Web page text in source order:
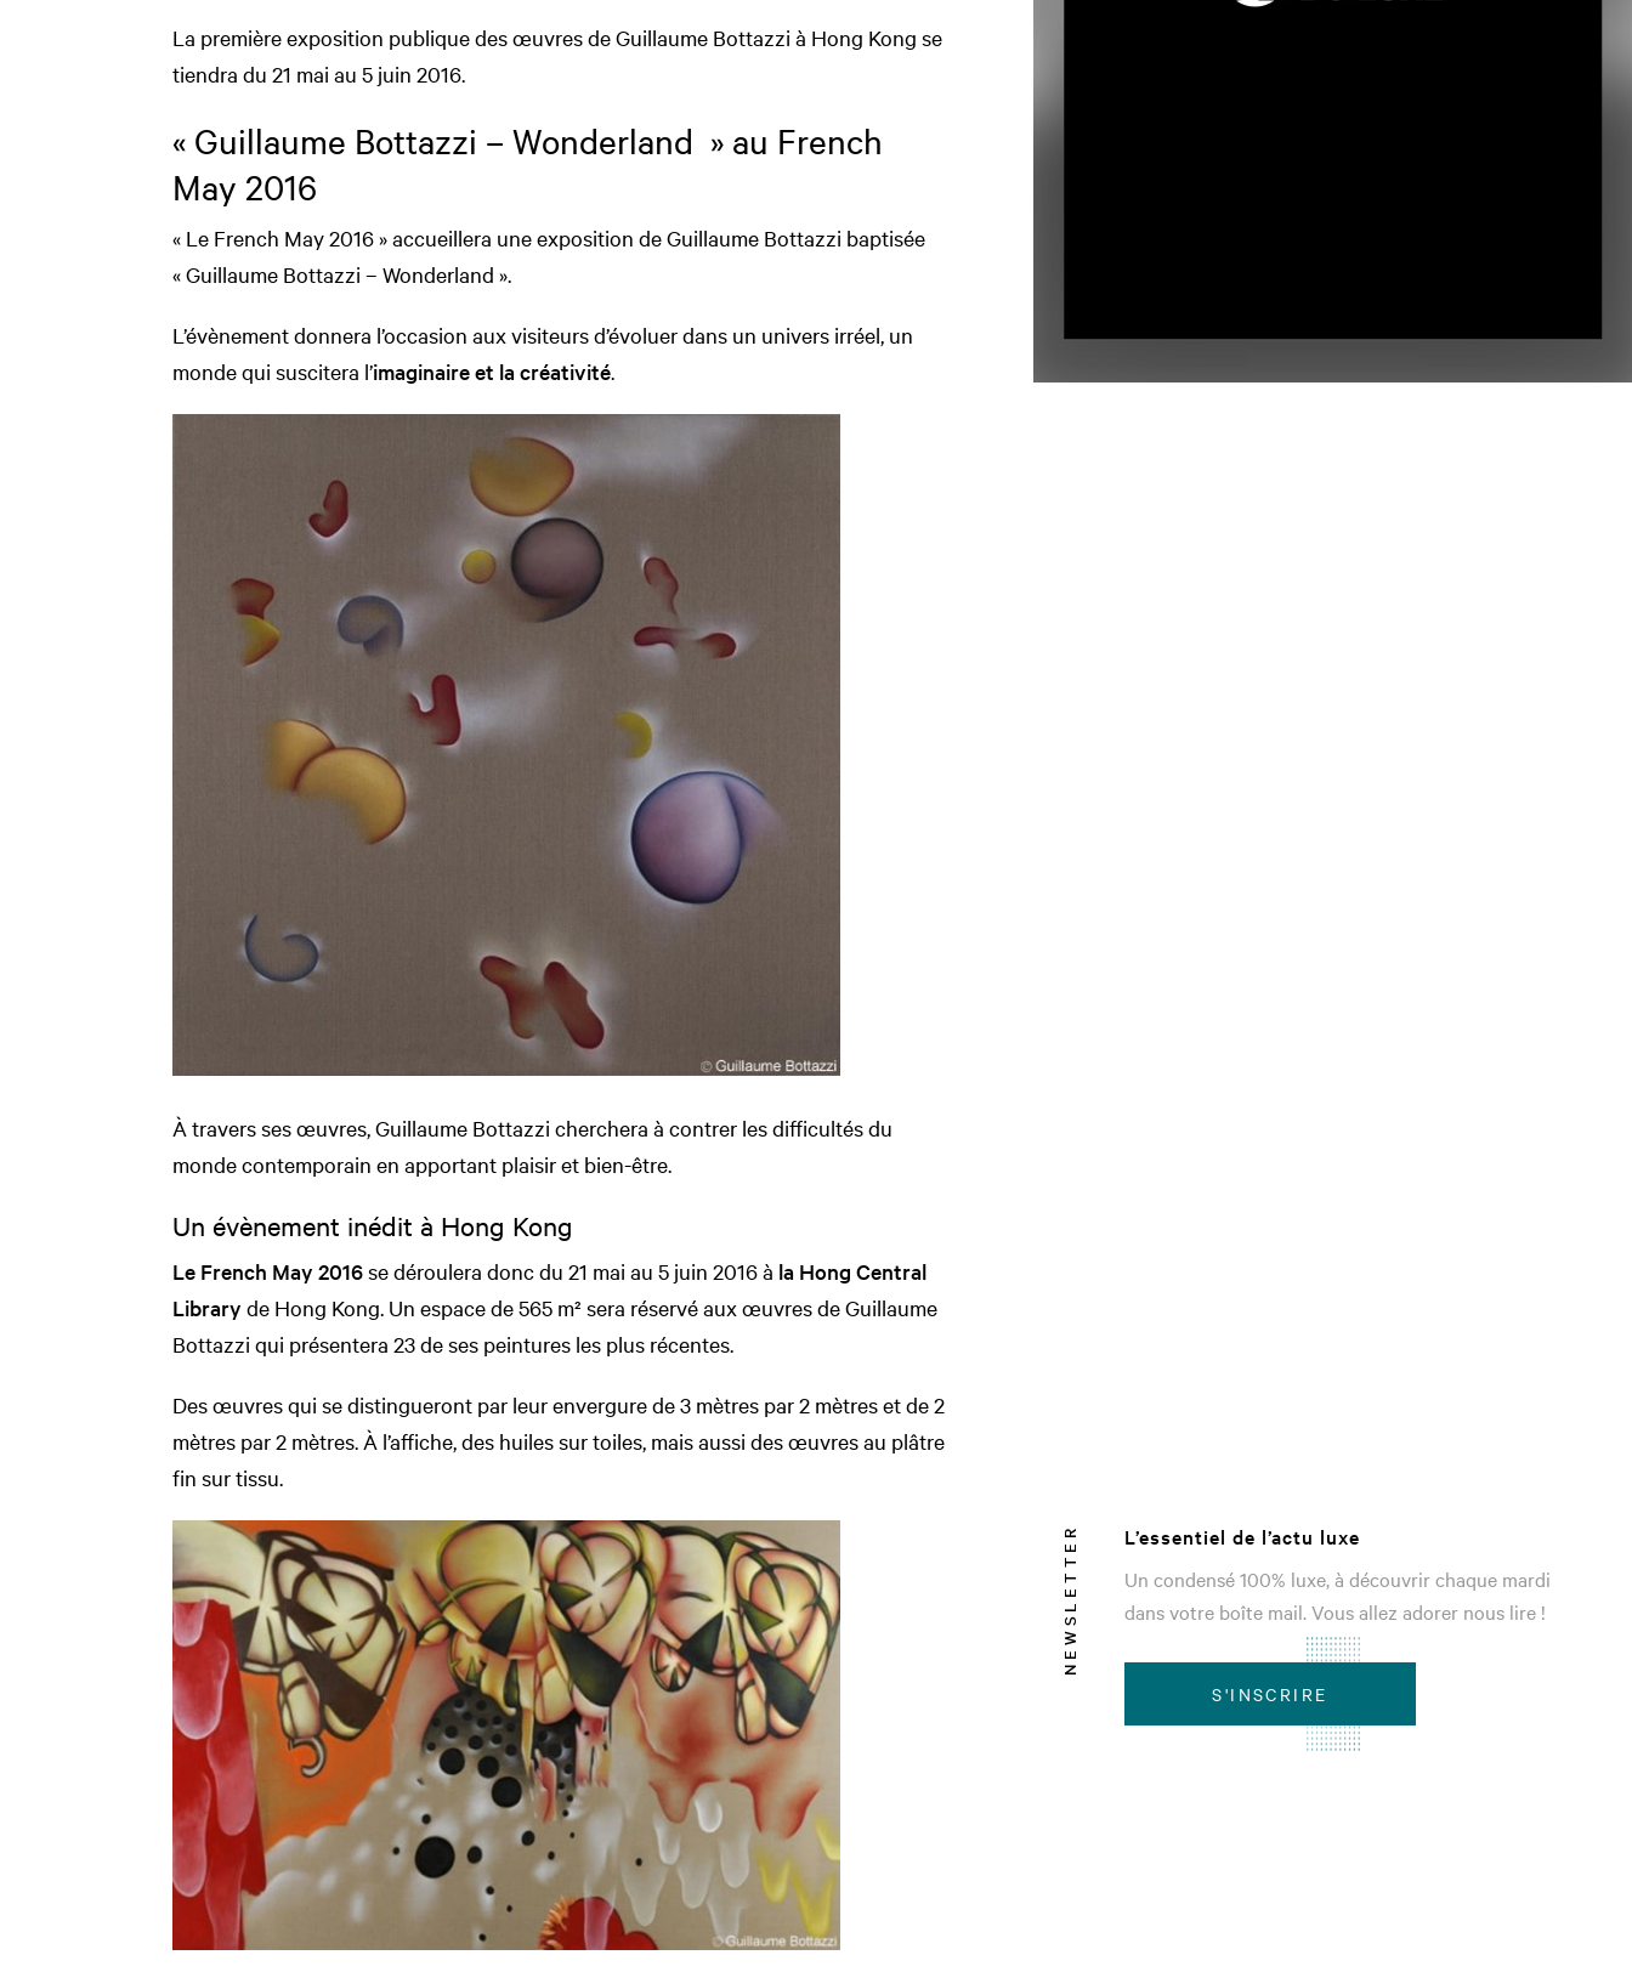
La première exposition publique des œuvres de Guillaume Bottazzi à Hong Kong se
tiendra du 21 mai au 5 juin 2016.
« Guillaume Bottazzi – Wonderland » au French
May 2016
« Le French May 2016 » accueillera une exposition de Guillaume Bottazzi baptisée
« Guillaume Bottazzi – Wonderland ».
L’évènement donnera l’occasion aux visiteurs d’évoluer dans un univers irréel, un
monde qui suscitera l’imaginaire et la créativité.
À travers ses œuvres, Guillaume Bottazzi cherchera à contrer les difficultés du
monde contemporain en apportant plaisir et bien-être.
Un évènement inédit à Hong Kong
Le French May 2016se déroulera donc du 21 mai au 5 juin 2016 à la Hong Central
Library de Hong Kong. Un espace de 565 m² sera réservé aux œuvres de Guillaume
Bottazzi qui présentera 23 de ses peintures les plus récentes.
Des œuvres qui se distingueront par leur envergure de 3 mètres par 2 mètres et de 2
mètres par 2 mètres. À l’affiche, des huiles sur toiles, mais aussi des œuvres au plâtre
fin sur tissu.
NEWSLETTER
L’essentiel de l’actu luxe
Un condensé 100% luxe, à découvrir chaque mardi
dans votre boîte mail. Vous allez adorer nous lire !
S'INSCRIRE